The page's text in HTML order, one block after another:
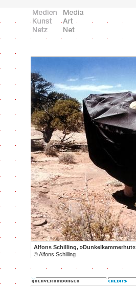
Alfons Schilling, »Dunkelkammerhut«
©Alfons Schilling